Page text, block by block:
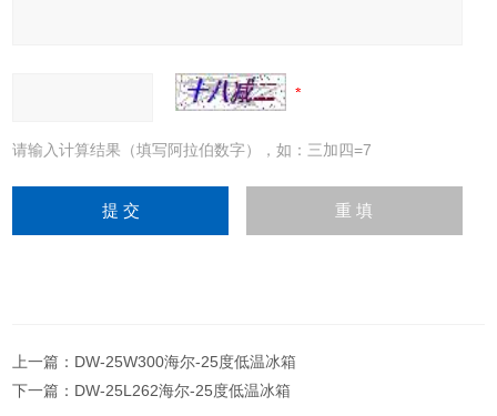
请输入计算结果（填写阿拉伯数字），如：三加四=7
上一篇： DW-25W300海尔-25度低温冰箱
下一篇： DW-25L262海尔-25度低温冰箱